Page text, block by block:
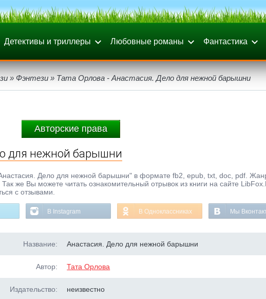
Детективы и триллеры Любовные романы Фантастика
» Фэнтези » Тата Орлова - Анастасия. Дело для нежной барышни
Авторские права
для нежной барышни
Дело для нежной барышни" в формате fb2, epub, txt, doc, pdf.
же Вы можете читать ознакомительный отрывок из книги на сайте
с отзывами.
В Instagram В Одноклассниках Мы
Название: Анастасия. Дело для нежной барышни
Автор: Тата Орлова
Издательство: неизвестно